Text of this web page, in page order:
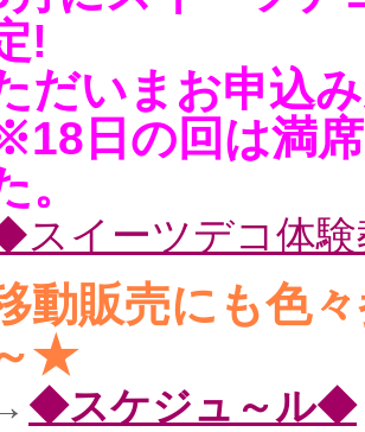
!
だいまお申込
日の回は満
。
スイーツデコ体
動販売にも色
★
◆スケジュ～ル◆